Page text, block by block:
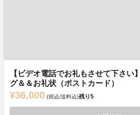
【ビデオ電話でお礼もさせて下さい
グ＆＆お礼状（ポストカード）
¥36,000 (税込/送料込)残り5